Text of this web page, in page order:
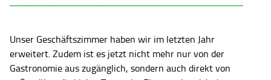
Unser Geschäftszimmer haben wir im letzten Jahr
erweitert. Zudem ist es jetzt nicht mehr nur von der
Gastronomie aus zugänglich, sondern auch direkt von